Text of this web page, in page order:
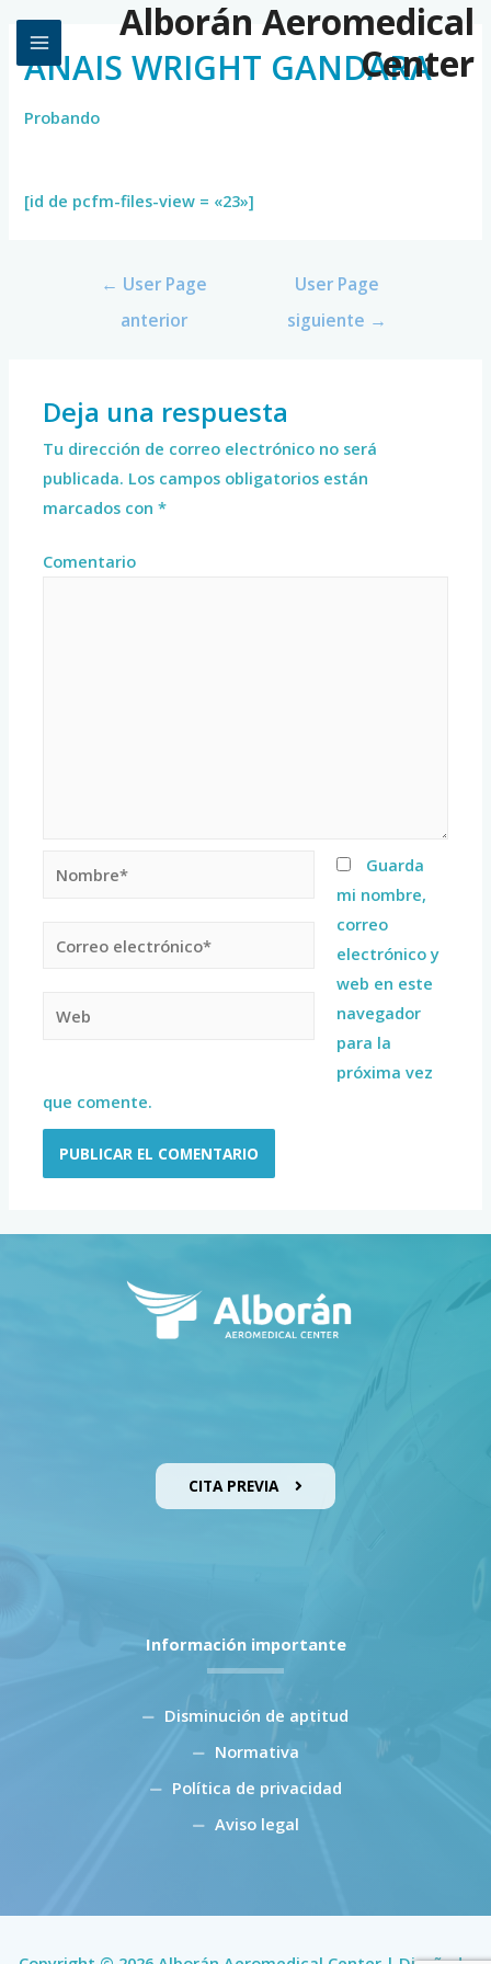
Alborán Aeromedical
Center
ANAIS WRIGHT GANDARA
Probando
[id de pcfm-files-view = «23»]
← User Page
anterior
User Page
siguiente →
Deja una respuesta
Tu dirección de correo electrónico no será
publicada. Los campos obligatorios están
marcados con*
Comentario
Guarda
mi nombre,
correo
electrónico y
web en este
navegador
para la
próxima vez
que comente.
CITA PREVIA
Información importante
Disminución de aptitud
Normativa
Política de privacidad
Aviso legal